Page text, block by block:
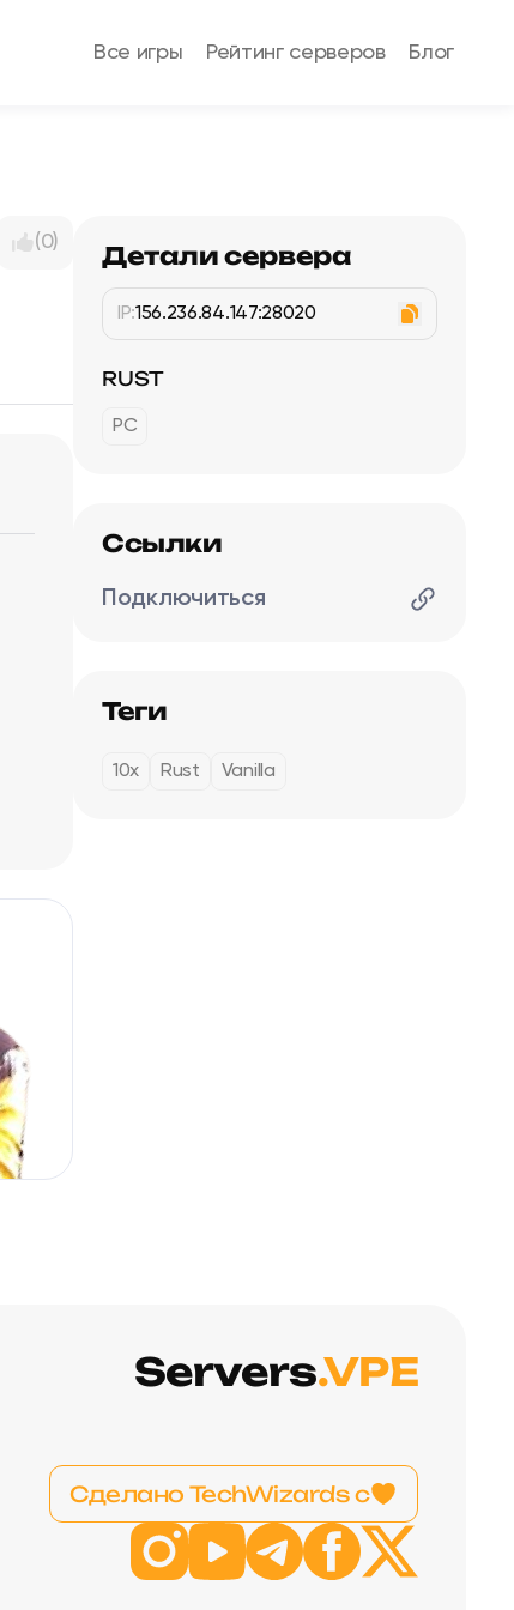
Все игры Рейтинг серверов Блог
(0) Детали сервера
IP:156.236.84.147:28020
RUST
PC
Ссылки
Подключиться
Теги
10x Rust Vanilla
Servers.VPE
Сделано TechWizards с